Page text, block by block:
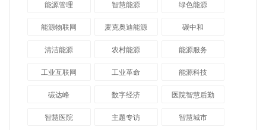
能源管理 智慧能源 绿色能源
能源物联网 麦克奥迪能源 碳中和
清洁能源 农村能源 能源服务
工业互联网 工业革命 能源科技
碳达峰 数字经济 医院智慧后勤
智慧医院 主题专访 智慧城市